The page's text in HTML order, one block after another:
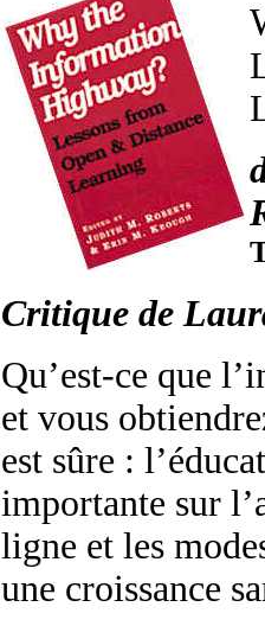
Critique de
Qu’est-ce que
et vous
est sûre :
importante sur
ligne et les
une croissance